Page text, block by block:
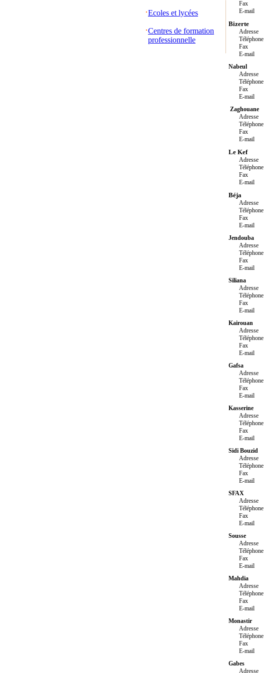
Ecoles et lycées
Centres de formation
professionnelle
Fax
E-mail
Bizerte
Adresse
Téléphone
Fax
E-mail
Nabeul
Adresse
Téléphone
Fax
E-mail
Zaghouane
Adresse
Téléphone
Fax
E-mail
Le Kef
Adresse
Téléphone
Fax
E-mail
Béja
Adresse
Téléphone
Fax
E-mail
Jendouba
Adresse
Téléphone
Fax
E-mail
Siliana
Adresse
Téléphone
Fax
E-mail
Kairouan
Adresse
Téléphone
Fax
E-mail
Gafsa
Adresse
Téléphone
Fax
E-mail
Kasserine
Adresse
Téléphone
Fax
E-mail
Sidi Bouzid
Adresse
Téléphone
Fax
E-mail
SFAX
Adresse
Téléphone
Fax
E-mail
Sousse
Adresse
Téléphone
Fax
E-mail
Mahdia
Adresse
Téléphone
Fax
E-mail
Monastir
Adresse
Téléphone
Fax
E-mail
Gabes
Adresse